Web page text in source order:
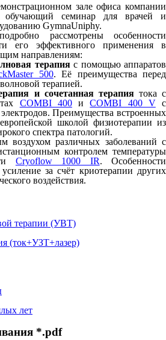
зале офиса компании
семинар для врачей и
GymnaUniphy.
рассмотрены особенности
его эффективного применения в
направлениям:
терапияс помощью аппаратов
500. Её преимущества перед
терапией.
и сочетанная терапиятока с
COMBI 400иCOMBI 400 Vс
Преимущества встроенных
школой физиотерапии из
спектра патологий.
воздухом различных заболеваний с
контролем температуры
Cryoflow 1000 IR. Особенности
за счёт криотерапии других
воздействия.
терапии (УВТ)
(ток+УЗТ+лазер)
лет
*.pdf